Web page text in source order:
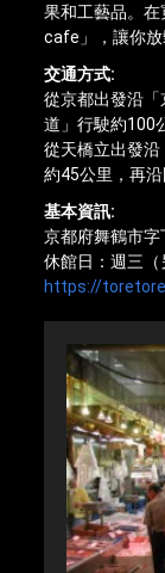
果和工藝品。
cafe」，讓你放
交通方式:
從京都出發沿
道」行駛約100
從天橋立出發沿
約45公里，再
基本資訊:
京都府舞鶴市
休館日：週三（
https://